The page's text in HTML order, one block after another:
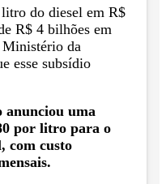
do diesel em R$
R$ 4 bilhões em
da
esse subsídio
anunciou uma
por litro para o
com custo